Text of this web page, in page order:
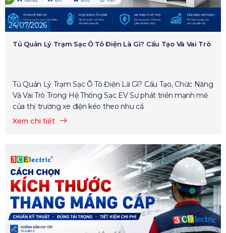
24/07/2026
Tủ Quản Lý Trạm Sạc Ô Tô Điện Là Gì? Cấu Tạo Và Vai Trò
Tủ Quản Lý Trạm Sạc Ô Tô Điện Là Gì? Cấu Tạo, Chức Năng
Và Vai Trò Trong Hệ Thống Sạc EV Sự phát triển mạnh mẽ
của thị trường xe điện kéo theo nhu cầ
Xem chi tiết